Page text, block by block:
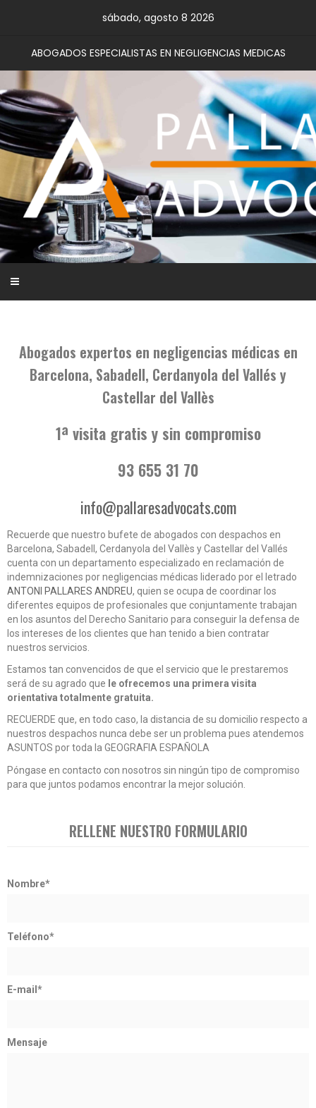
sábado, agosto 8 2026
ABOGADOS ESPECIALISTAS EN NEGLIGENCIAS MEDICAS
Abogados expertos en negligencias médicas en
Barcelona, Sabadell, Cerdanyola del Vallés y
Castellar del Vallès
1ª visita gratis y sin compromiso
93 655 31 70
info@pallaresadvocats.com
Recuerde que nuestro bufete de abogados con despachos en
Barcelona, Sabadell, Cerdanyola del Vallès y Castellar del Vallés
cuenta con un departamento especializado en reclamación de
indemnizaciones por negligencias médicas liderado por el letrado
ANTONI PALLARES ANDREU, quien se ocupa de coordinar los
diferentes equipos de profesionales que conjuntamente trabajan
en los asuntos del Derecho Sanitario para conseguir la defensa de
los intereses de los clientes que han tenido a bien contratar
nuestros servicios.
Estamos tan convencidos de que el servicio que le prestaremos
será de su agrado que le ofrecemos una primera visita
orientativa totalmente gratuita.
RECUERDE que, en todo caso, la distancia de su domicilio respecto a
nuestros despachos nunca debe ser un problema pues atendemos
ASUNTOS por toda la GEOGRAFIA ESPAÑOLA
Póngase en contacto con nosotros sin ningún tipo de compromiso
para que juntos podamos encontrar la mejor solución.
RELLENE NUESTRO FORMULARIO
Nombre*
Teléfono*
E-mail*
Mensaje